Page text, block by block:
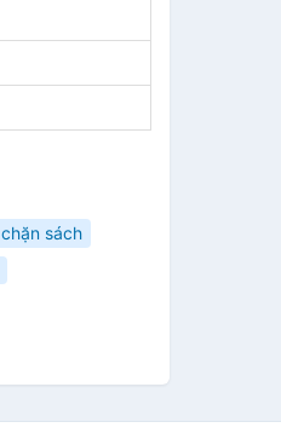
chặn sách